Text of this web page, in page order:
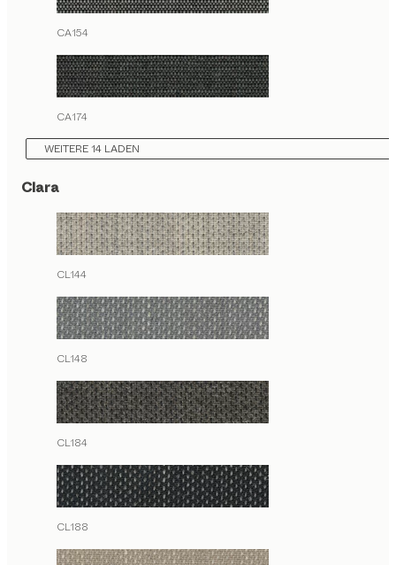
CA154
CA174
WEITERE 14 LADEN
Clara
CL144
CL148
CL184
CL188